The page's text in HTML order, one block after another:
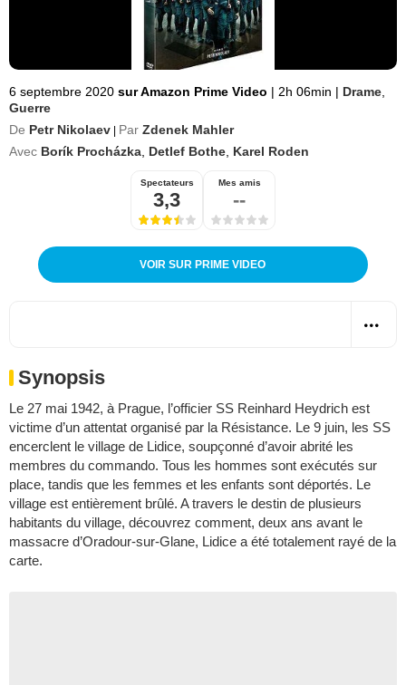
6 septembre 2020 sur Amazon Prime Video | 2h 06min | Drame
Guerre
De Petr Nikolaev Par Zdenek Mahler
Avec Borík Procházka Detlef Bothe Karel Roden
Spectateurs
3,3
Mes amis
--
VOIR SUR PRIME VIDEO
Synopsis
Le 27 mai 1942, à Prague, l’officier SS Reinhard Heydrich est
victime d’un attentat organisé par la Résistance. Le 9 juin, les SS
encerclent le village de Lidice, soupçonné d’avoir abrité les
membres du commando. Tous les hommes sont exécutés sur
place, tandis que les femmes et les enfants sont déportés. Le
village est entièrement brûlé. A travers le destin de plusieurs
habitants du village, découvrez comment, deux ans avant le
massacre d’Oradour-sur-Glane, Lidice a été totalement rayé de la
carte.